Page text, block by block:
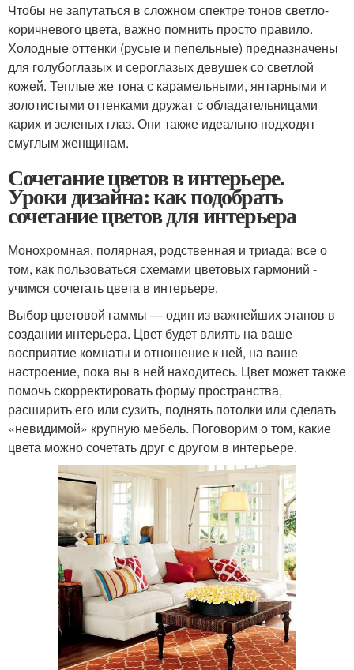
Чтобы не запутаться в сложном спектре тонов светло-
коричневого цвета, важно помнить просто правило.
Холодные оттенки (русые и пепельные) предназначены
для голубоглазых и сероглазых девушек со светлой
кожей. Теплые же тона с карамельными, янтарными и
золотистыми оттенками дружат с обладательницами
карих и зеленых глаз. Они также идеально подходят
смуглым женщинам.
Сочетание цветов в интерьере.
Уроки дизайна: как подобрать
сочетание цветов для интерьера
Монохромная, полярная, родственная и триада: все о
том, как пользоваться схемами цветовых гармоний -
учимся сочетать цвета в интерьере.
Выбор цветовой гаммы — один из важнейших этапов в
создании интерьера. Цвет будет влиять на ваше
восприятие комнаты и отношение к ней, на ваше
настроение, пока вы в ней находитесь. Цвет может также
помочь скорректировать форму пространства,
расширить его или сузить, поднять потолки или сделать
«невидимой» крупную мебель. Поговорим о том, какие
цвета можно сочетать друг с другом в интерьере.